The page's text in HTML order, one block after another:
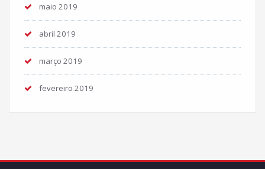
maio 2019
abril 2019
março 2019
fevereiro 2019